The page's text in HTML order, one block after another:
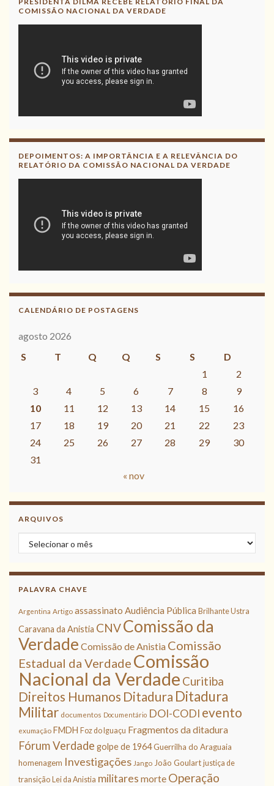
COMISSÃO NACIONAL DA VERDADE
DEPOIMENTOS: A IMPORTÂNCIA E A RELEVÂNCIA DO
RELATÓRIO DA COMISSÃO NACIONAL DA VERDADE
CALENDÁRIO DE POSTAGENS
agosto 2026
S
T Q Q S S
D
1
2
3
4 5 6 7 8
9
10
11 12 13 14 15
16
17
18 19 20 21 22
23
24
25 26 27 28 29
30
31
« nov
ARQUIVOS
Arquivos
PALAVRA CHAVE
Argentina Artigo assassinato Audiência Pública Brilhante Ustra
Caravana da Anistia CNVComissão da
Verdade Comissão de Anistia Comissão
Estadual da Verdade Comissão
Nacional da Verdade Curitiba
Direitos Humanos Ditadura Ditadura
Militar documentos Documentário DOI-CODI evento
exumação FMDH Foz do Iguaçu Fragmentos da ditadura
Fórum Verdade golpe de 1964Guerrilha do Araguaia
homenagem Investigações Jango João Goulart justiça de
transição Lei da Anistia militares morte Operação